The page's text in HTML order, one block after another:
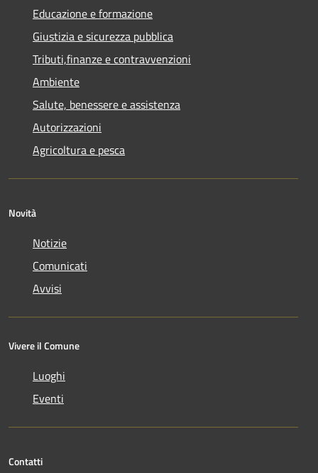
Educazione e formazione
Giustizia e sicurezza pubblica
Tributi,finanze e contravvenzioni
Ambiente
Salute, benessere e assistenza
Autorizzazioni
Agricoltura e pesca
Novità
Notizie
Comunicati
Avvisi
Vivere il Comune
Luoghi
Eventi
Contatti